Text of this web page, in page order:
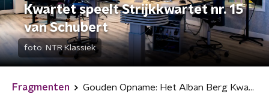
Kwartet speelt Strijkkwartet nr. 15
van Schubert
foto: NTR Klassiek
Fragmenten Gouden Opname: Het Alban Berg Kwartet speelt Strijkkwartet nr. 15 van Schubert